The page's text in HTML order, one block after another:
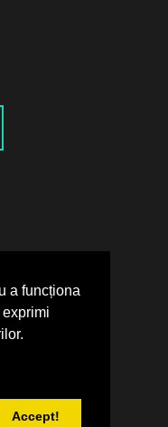
a funcționa
Accept!